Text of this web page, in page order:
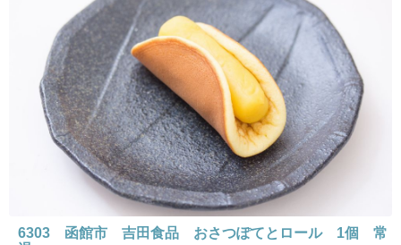
6303 函館市 吉田食品 おさつぽてとロール 1個 常